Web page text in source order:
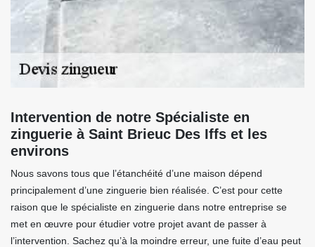
Intervention de notre Spécialiste en
zinguerie à Saint Brieuc Des Iffs et les
environs
Nous savons tous que l’étanchéité d’une maison dépend
principalement d’une zinguerie bien réalisée. C’est pour cette
raison que le spécialiste en zinguerie dans notre entreprise se
met en œuvre pour étudier votre projet avant de passer à
l’intervention. Sachez qu’à la moindre erreur, une fuite d’eau peut